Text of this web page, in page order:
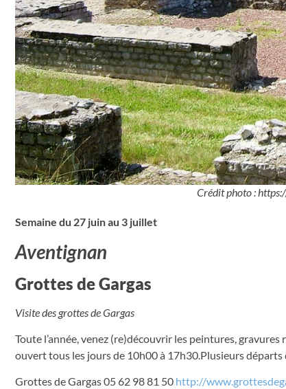
Crédit photo :
Semaine du 27 juin au 3 juillet
Aventignan
Grottes de Gargas
Visite des grottes de Gargas
Toute l’année, venez (re)découvrir les peintures, gravures
ouvert tous les jours de 10h00 à 17h30.Plusieurs
Grottes de Gargas 05 62 98 81 50 http://